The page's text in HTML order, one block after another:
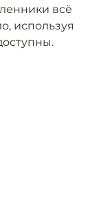
всё
используя